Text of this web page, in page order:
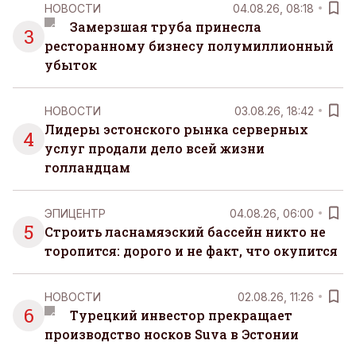
3
НОВОСТИ 04.08.26, 08:18
Замерзшая труба принесла
ресторанному бизнесу полумиллионный
убыток
4
НОВОСТИ 03.08.26, 18:42
Лидеры эстонского рынка серверных
услуг продали дело всей жизни
голландцам
5
ЭПИЦЕНТР 04.08.26, 06:00
Строить ласнамяэский бассейн никто не
торопится: дорого и не факт, что окупится
6
НОВОСТИ 02.08.26, 11:26
Турецкий инвестор прекращает
производство носков Suva в Эстонии